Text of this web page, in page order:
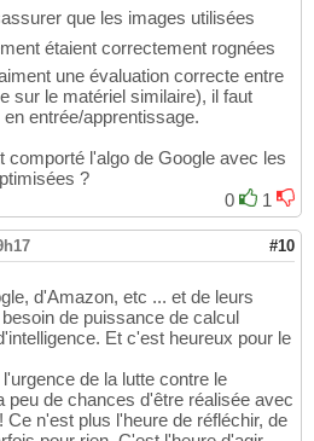
que les images utilisées
étaient correctement rognées
une évaluation correcte entre
sur le matériel similaire), il faut
entrée/apprentissage.
comporté l'algo de Google avec les
?
0
1
#10
d'Amazon, etc ... et de leurs
de puissance de calcul
Et c'est heureux pour le
de la lutte contre le
peu de chances d'être réalisée avec
n'est plus l'heure de réfléchir, de